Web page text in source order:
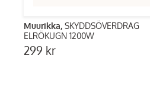
Muurikka, SKYDDSÖVERDRAG
ELRÖKUGN 1200W
299 kr